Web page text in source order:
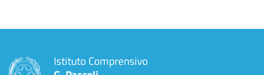
Istituto Comprensivo